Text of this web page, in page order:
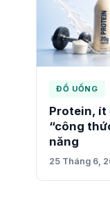
ĐỒ UỐNG
Protein, ít
“công
năng
25 Tháng 6,